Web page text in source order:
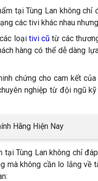
tại Tùng Lan không chỉ
các tivi khác nhau
loại tivi cũ từ các
hàng có thể dễ dàng
chứng cho cam kết
nghiệp từ đội ngũ
Hãng Hiện Nay
Tùng Lan không chỉ
mà không cần lo lắng